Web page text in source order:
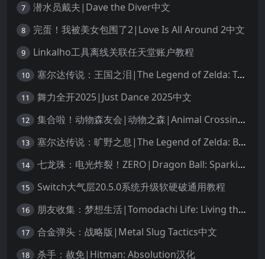
7 潜水员戴夫|Dave the Diver中文
8 完蛋！我被美女包围了2|Love Is All Around 2中文
9 Linkalho工具离线关联任天堂账户教程
10 塞尔达传说：王国之泪|The Legend of Zelda: Tears of the Kingdom中文
11 舞力全开2025|Just Dance 2025中文
12 集合啦！动物森友会|动物之森|Animal Crossing: New Horizons中文
13 塞尔达传说：旷野之息|The Legend of Zelda: Breath of the Wild中文
14 七龙珠：电光炸裂！ZERO|Dragon Ball: Sparking! Zero中文
15 Switch大气层20.5.0系统升级软硬破通用教程
16 朋友收集：梦想生活|Tomodachi Life: Living the Dream中文
17 合金弹头：战略版|Metal Slug Tactics中文
18 杀手：赦免|Hitman: Absolution汉化